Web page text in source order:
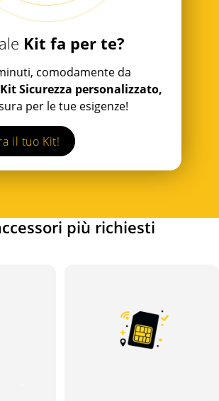
Kit fa per te?
comodamente da
Sicurezza personalizzato,
per le tue esigenze!
il tuo Kit!
più richiesti